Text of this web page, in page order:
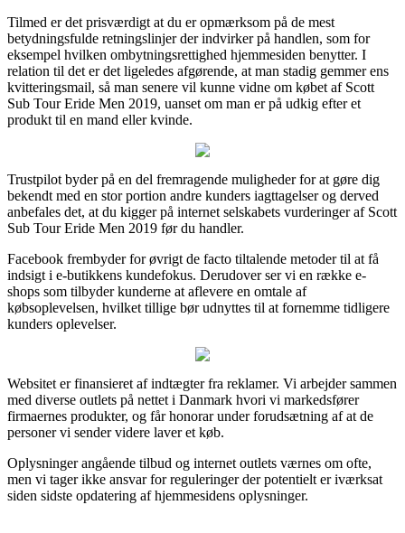
Tilmed er det prisværdigt at du er opmærksom på de mest
betydningsfulde retningslinjer der indvirker på handlen, som for
eksempel hvilken ombytningsrettighed hjemmesiden benytter. I
relation til det er det ligeledes afgørende, at man stadig gemmer ens
kvitteringsmail, så man senere vil kunne vidne om købet af Scott
Sub Tour Eride Men 2019, uanset om man er på udkig efter et
produkt til en mand eller kvinde.
Trustpilot byder på en del fremragende muligheder for at gøre dig
bekendt med en stor portion andre kunders iagttagelser og derved
anbefales det, at du kigger på internet selskabets vurderinger af Scott
Sub Tour Eride Men 2019 før du handler.
Facebook frembyder for øvrigt de facto tiltalende metoder til at få
indsigt i e-butikkens kundefokus. Derudover ser vi en række e-
shops som tilbyder kunderne at aflevere en omtale af
købsoplevelsen, hvilket tillige bør udnyttes til at fornemme tidligere
kunders oplevelser.
Websitet er finansieret af indtægter fra reklamer. Vi arbejder sammen
med diverse outlets på nettet i Danmark hvori vi markedsfører
firmaernes produkter, og får honorar under forudsætning af at de
personer vi sender videre laver et køb.
Oplysninger angående tilbud og internet outlets værnes om ofte,
men vi tager ikke ansvar for reguleringer der potentielt er iværksat
siden sidste opdatering af hjemmesidens oplysninger.